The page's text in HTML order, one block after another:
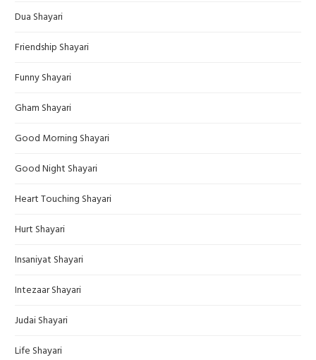
Dua Shayari
Friendship Shayari
Funny Shayari
Gham Shayari
Good Morning Shayari
Good Night Shayari
Heart Touching Shayari
Hurt Shayari
Insaniyat Shayari
Intezaar Shayari
Judai Shayari
Life Shayari